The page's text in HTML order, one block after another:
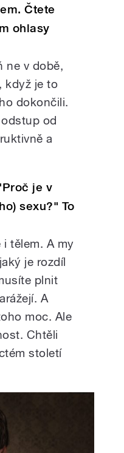
Čtete
ohlasy
ne v době,
když je to
dokončili.
od
a
je v
sexu?" To
i tělem. A my
je rozdíl
plnit
A
moc. Ale
Chtěli
století